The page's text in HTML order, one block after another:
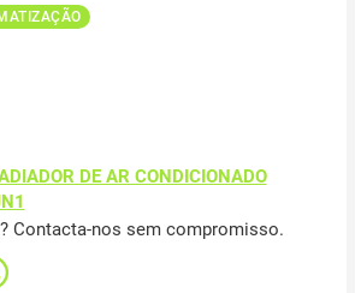
DE AR CONDICIONADO
Contacta-nos sem compromisso.